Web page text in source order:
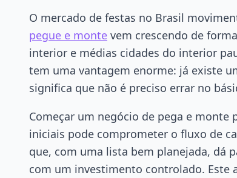
O mercado de festas no Brasil
pegue e monte vem crescendo de
interior e médias cidades do interior
tem uma vantagem enorme: já existe
significa que não é preciso errar no
Começar um negócio de pega e monte
iniciais pode comprometer o fluxo de
que, com uma lista bem planejada, dá
com um investimento controlado. Este